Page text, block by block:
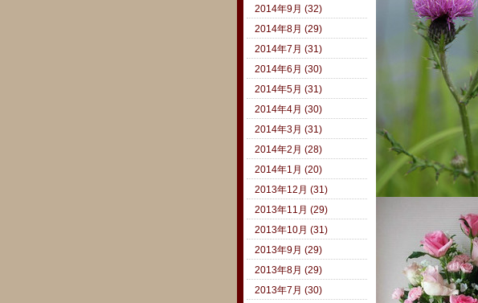
2014年9月 (32)
2014年8月 (29)
2014年7月 (31)
2014年6月 (30)
2014年5月 (31)
2014年4月 (30)
2014年3月 (31)
2014年2月 (28)
2014年1月 (20)
2013年12月 (31)
2013年11月 (29)
2013年10月 (31)
2013年9月 (29)
2013年8月 (29)
2013年7月 (30)